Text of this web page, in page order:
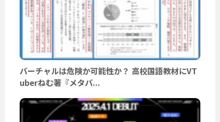
バーチャルは危険か可能性か？ 高校国語教材にVT
uberねむ著『メタバ...